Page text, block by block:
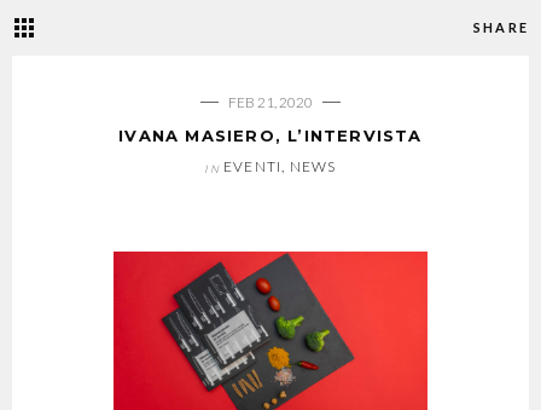
SHARE
FEB 21, 2020
IVANA MASIERO, L’INTERVISTA
IN EVENTI, NEWS